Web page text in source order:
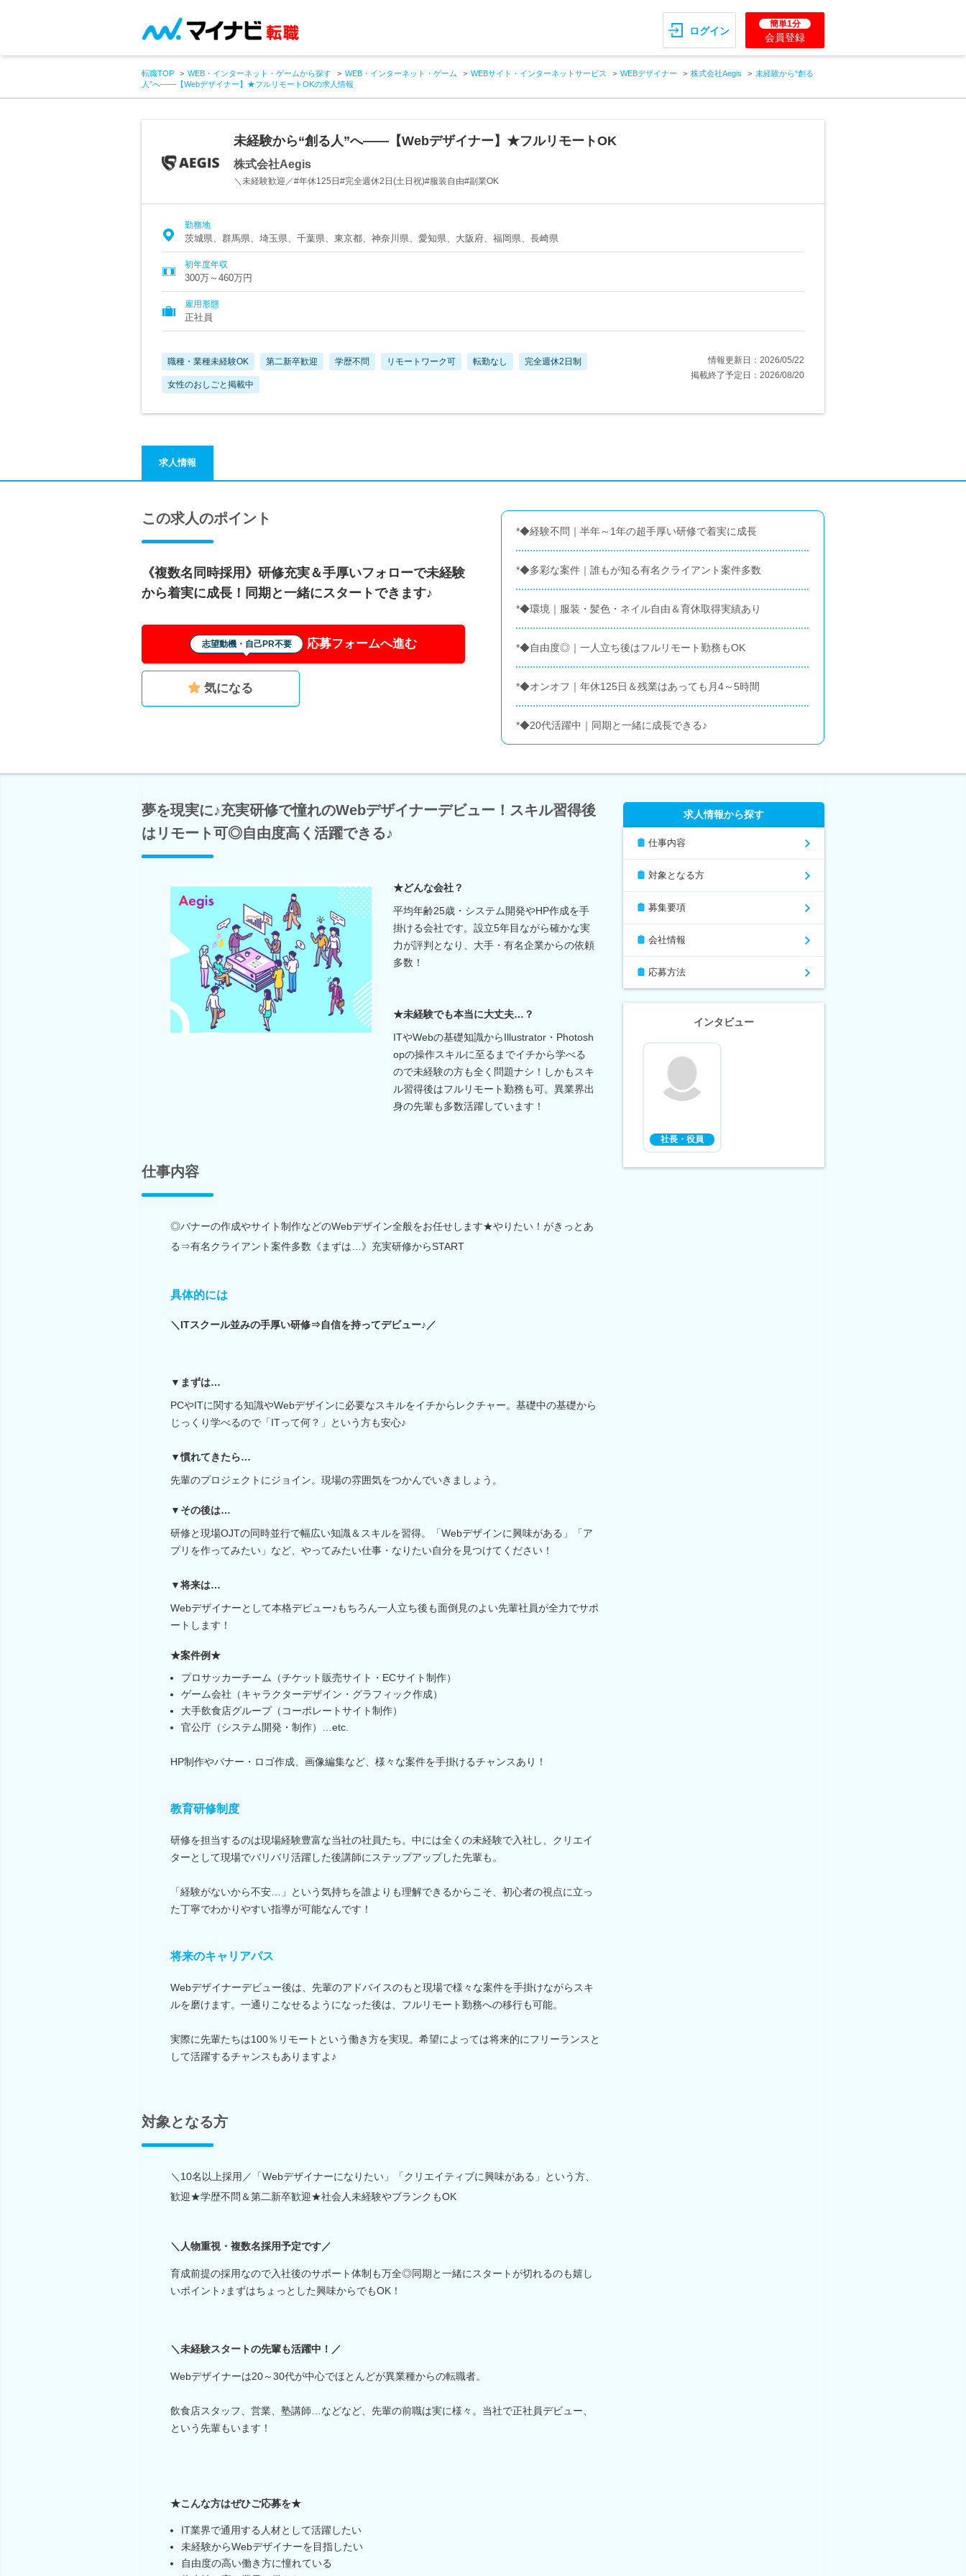
ログイン
簡単1分
会員登録
転職TOP WEB・インターネット・ゲームから探す WEB・インターネット・ゲーム WEBサイト・インターネットサービス WEBデザイナー 株式会社Aegis
未経験から“創る
人”へ――【Webデザイナー】★フルリモートOKの求人情報
未経験から“創る人”へ――【Webデザイナー】★フルリモートOK
株式会社Aegis
＼未経験歓迎／#年休125日#完全週休2日(土日祝)#服装自由#副業OK
勤務地
茨城県、群馬県、埼玉県、千葉県、東京都、神奈川県、愛知県、大阪府、福岡県、長崎県
初年度年収
300万～460万円
雇用形態
正社員
職種・業種未経験OK 第二新卒歓迎 学歴不問 リモートワーク可 転勤なし 完全週休2日制
女性のおしごと掲載中
情報更新日：2026/05/22
掲載終了予定日：2026/08/20
求人情報
この求人のポイント
《複数名同時採用》研修充実＆手厚いフォローで未経験
から着実に成長！同期と一緒にスタートできます♪
志望動機・自己PR不要 応募フォームへ進む
気になる
*◆経験不問｜半年～1年の超手厚い研修で着実に成長
*◆多彩な案件｜誰もが知る有名クライアント案件多数
*◆環境｜服装・髪色・ネイル自由＆育休取得実績あり
*◆自由度◎｜一人立ち後はフルリモート勤務もOK
*◆オンオフ｜年休125日＆残業はあっても月4～5時間
*◆20代活躍中｜同期と一緒に成長できる♪
夢を現実に♪充実研修で憧れのWebデザイナーデビュー！スキル習得後
はリモート可◎自由度高く活躍できる♪
★どんな会社？
平均年齢25歳・システム開発やHP作成を手
掛ける会社です。設立5年目ながら確かな実
力が評判となり、大手・有名企業からの依頼
多数！
★未経験でも本当に大丈夫…？
ITやWebの基礎知識からIllustrator・Photosh
opの操作スキルに至るまでイチから学べる
ので未経験の方も全く問題ナシ！しかもスキ
ル習得後はフルリモート勤務も可。異業界出
身の先輩も多数活躍しています！
仕事内容
◎バナーの作成やサイト制作などのWebデザイン全般をお任せします★やりたい！がきっとあ
る⇒有名クライアント案件多数《まずは…》充実研修からSTART
具体的には
＼ITスクール並みの手厚い研修⇒自信を持ってデビュー♪／
▼まずは…
PCやITに関する知識やWebデザインに必要なスキルをイチからレクチャー。基礎中の基礎から
じっくり学べるので「ITって何？」という方も安心♪
▼慣れてきたら…
先輩のプロジェクトにジョイン。現場の雰囲気をつかんでいきましょう。
▼その後は…
研修と現場OJTの同時並行で幅広い知識＆スキルを習得。「Webデザインに興味がある」「ア
プリを作ってみたい」など、やってみたい仕事・なりたい自分を見つけてください！
▼将来は…
Webデザイナーとして本格デビュー♪もちろん一人立ち後も面倒見のよい先輩社員が全力でサポ
ートします！
★案件例★
プロサッカーチーム（チケット販売サイト・ECサイト制作）
ゲーム会社（キャラクターデザイン・グラフィック作成）
大手飲食店グループ（コーポレートサイト制作）
官公庁（システム開発・制作）…etc.
HP制作やバナー・ロゴ作成、画像編集など、様々な案件を手掛けるチャンスあり！
教育研修制度
研修を担当するのは現場経験豊富な当社の社員たち。中には全くの未経験で入社し、クリエイ
ターとして現場でバリバリ活躍した後講師にステップアップした先輩も。
「経験がないから不安…」という気持ちを誰よりも理解できるからこそ、初心者の視点に立っ
た丁寧でわかりやすい指導が可能なんです！
将来のキャリアパス
Webデザイナーデビュー後は、先輩のアドバイスのもと現場で様々な案件を手掛けながらスキ
ルを磨けます。一通りこなせるようになった後は、フルリモート勤務への移行も可能。
実際に先輩たちは100％リモートという働き方を実現。希望によっては将来的にフリーランスと
して活躍するチャンスもありますよ♪
対象となる方
＼10名以上採用／「Webデザイナーになりたい」「クリエイティブに興味がある」という方、
歓迎★学歴不問＆第二新卒歓迎★社会人未経験やブランクもOK
＼人物重視・複数名採用予定です／
育成前提の採用なので入社後のサポート体制も万全◎同期と一緒にスタートが切れるのも嬉し
いポイント♪まずはちょっとした興味からでもOK！
＼未経験スタートの先輩も活躍中！／
Webデザイナーは20～30代が中心でほとんどが異業種からの転職者。
飲食店スタッフ、営業、塾講師…などなど、先輩の前職は実に様々。当社で正社員デビュー、
という先輩もいます！
★こんな方はぜひご応募を★
IT業界で通用する人材として活躍したい
未経験からWebデザイナーを目指したい
自由度の高い働き方に憧れている
求人情報から探す
仕事内容
対象となる方
募集要項
会社情報
応募方法
インタビュー
社長・役員